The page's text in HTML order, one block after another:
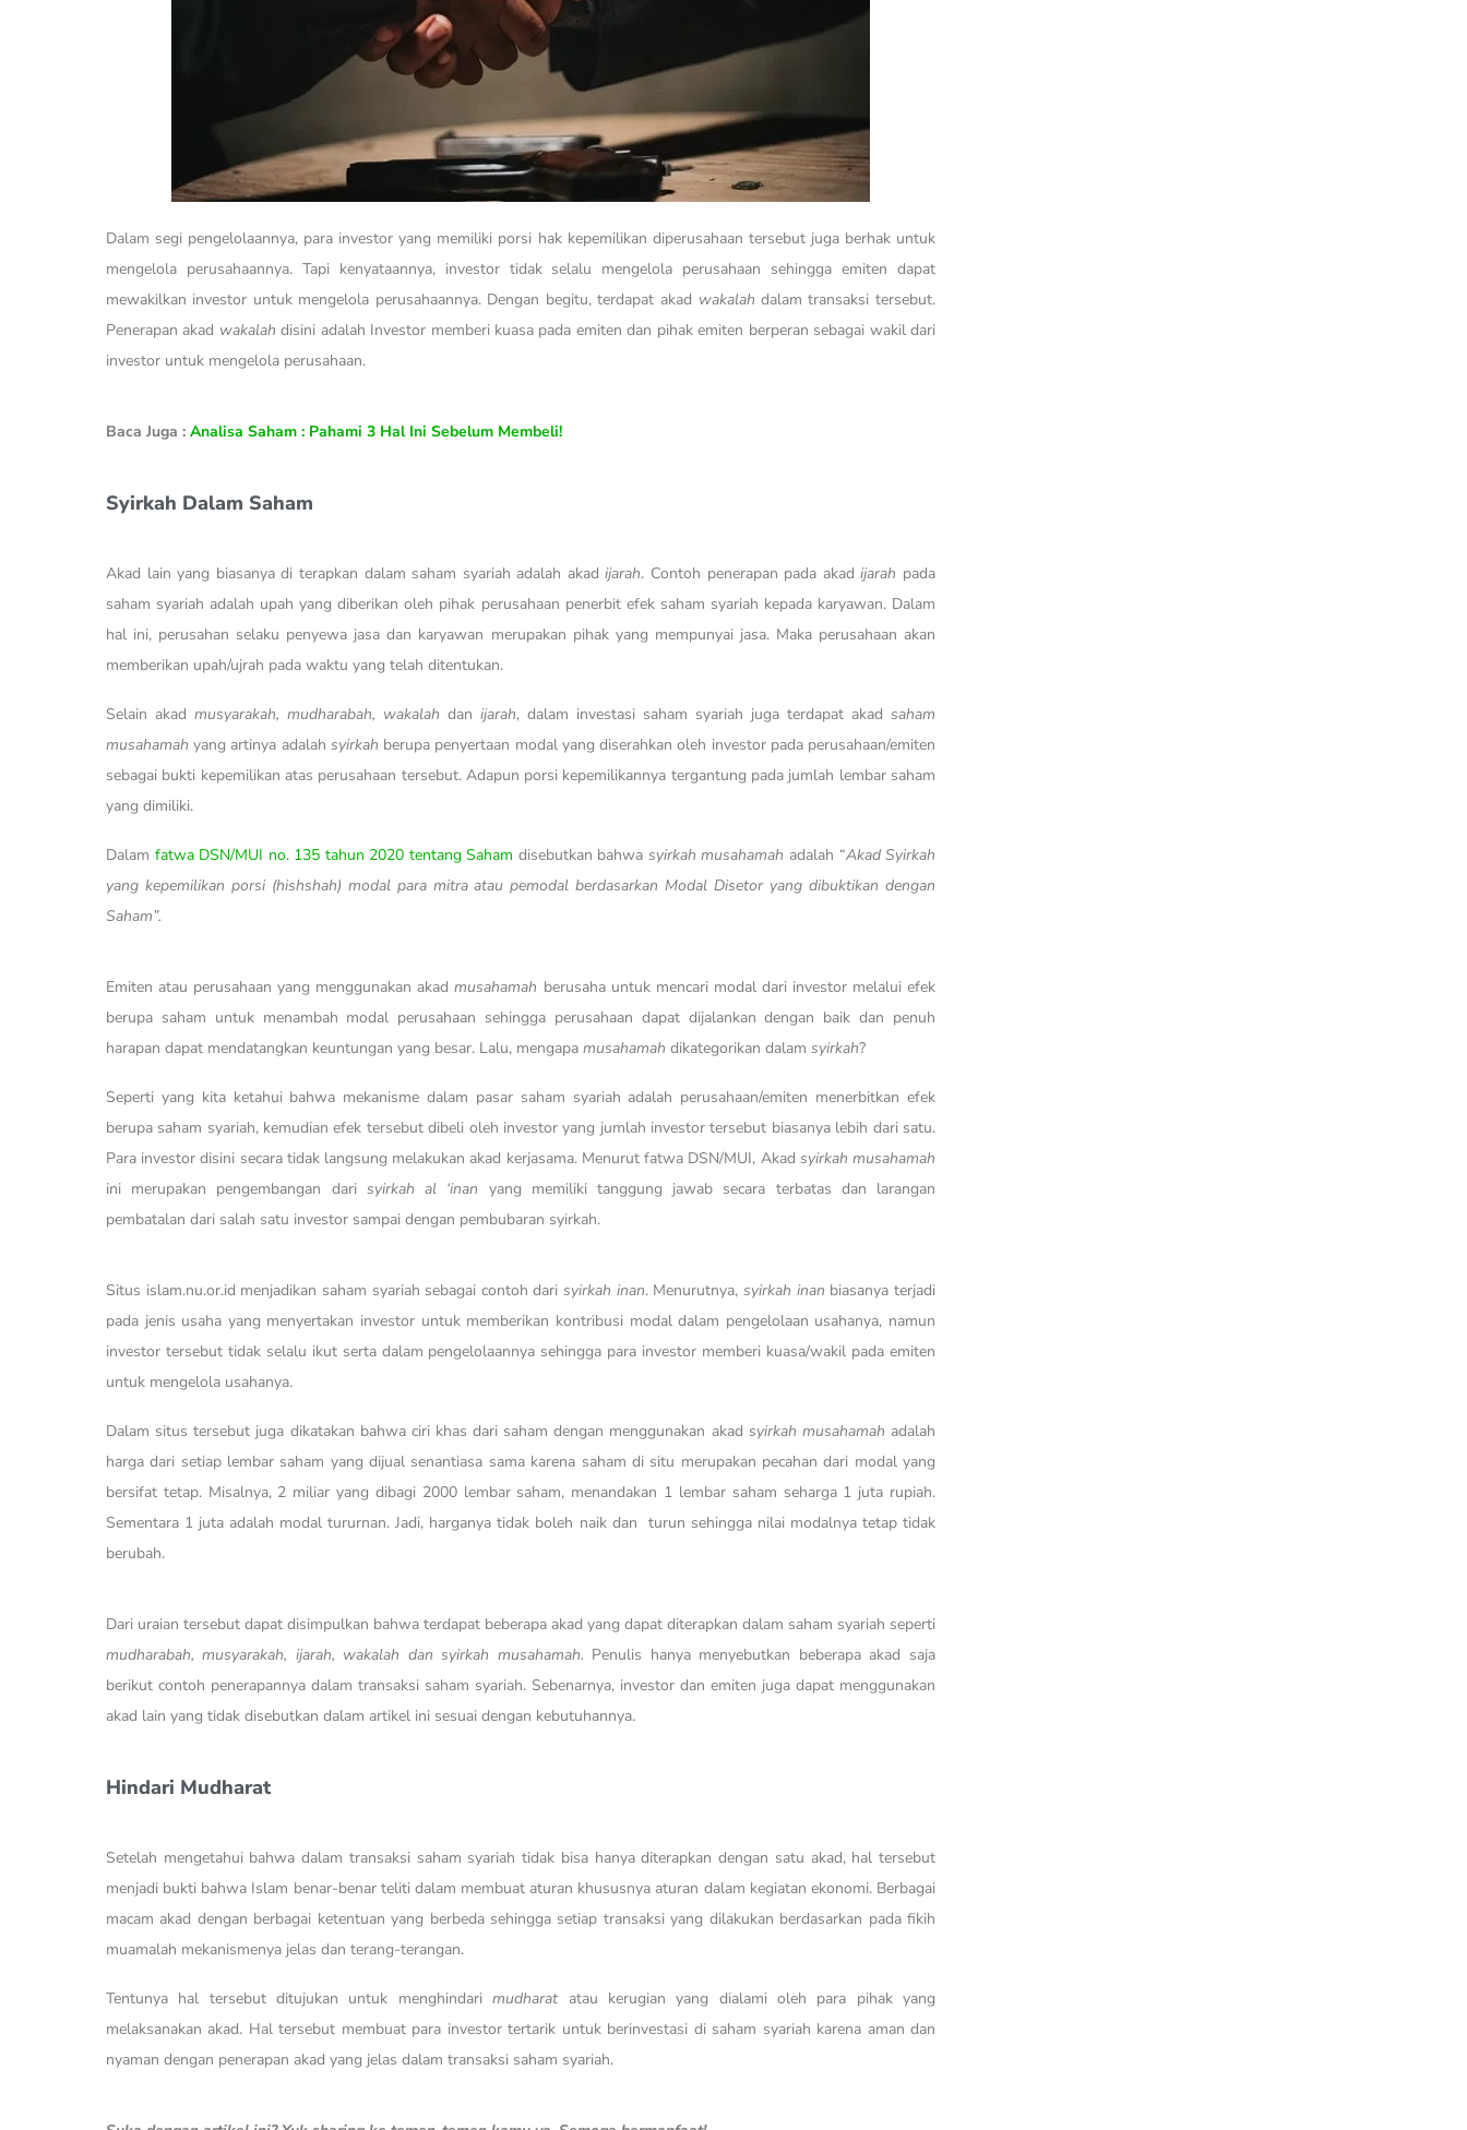
Dalam segi pengelolaannya, para investor yang memiliki porsi hak kepemilikan diperusahaan tersebut juga berhak untuk
mengelola perusahaannya. Tapi kenyataannya, investor tidak selalu mengelola perusahaan sehingga emiten dapat
mewakilkan investor untuk mengelola perusahaannya. Dengan begitu, terdapat akad wakalah dalam transaksi tersebut.
Penerapan akad wakalahdisini adalah Investor memberi kuasa pada emiten dan pihak emiten berperan sebagai wakil dari
investor untuk mengelola perusahaan.
Baca Juga : Analisa Saham : Pahami 3 Hal Ini Sebelum Membeli!
Syirkah Dalam Saham
Akad lain yang biasanya di terapkan dalam saham syariah adalah akadijarah. Contoh penerapan pada akadijarah pada
saham syariah adalah upah yang diberikan oleh pihak perusahaan penerbit efek saham syariah kepada karyawan. Dalam
hal ini, perusahan selaku penyewa jasa dan karyawan merupakan pihak yang mempunyai jasa. Maka perusahaan akan
memberikan upah/ujrah pada waktu yang telah ditentukan.
Selain akad musyarakah, mudharabah, wakalah dan ijarah, dalam investasi saham syariah juga terdapat akad saham
musahamah yang artinya adalah syirkah berupa penyertaan modal yang diserahkan oleh investor pada perusahaan/emiten
sebagai bukti kepemilikan atas perusahaan tersebut. Adapun porsi kepemilikannya tergantung pada jumlah lembar saham
yang dimiliki.
Dalam fatwa DSN/MUI no. 135 tahun 2020 tentang Saham disebutkan bahwa syirkah musahamah adalah “Akad Syirkah
yang kepemilikan porsi (hishshah) modal para mitra atau pemodal berdasarkan Modal Disetor yang dibuktikan dengan
Saham”.
Emiten atau perusahaan yang menggunakan akadmusahamah berusaha untuk mencari modal dari investor melalui efek
berupa saham untuk menambah modal perusahaan sehingga perusahaan dapat dijalankan dengan baik dan penuh
harapan dapat mendatangkan keuntungan yang besar. Lalu, mengapa musahamah dikategorikan dalam syirkah?
Seperti yang kita ketahui bahwa mekanisme dalam pasar saham syariah adalah perusahaan/emiten menerbitkan efek
berupa saham syariah, kemudian efek tersebut dibeli oleh investor yang jumlah investor tersebut biasanya lebih dari satu.
Para investor disini secara tidak langsung melakukan akad kerjasama. Menurut fatwa DSN/MUI, Akad syirkah musahamah
ini merupakan pengembangan dari syirkah al ‘inan yang memiliki tanggung jawab secara terbatas dan larangan
pembatalan dari salah satu investor sampai dengan pembubaran syirkah.
Situs islam.nu.or.id menjadikan saham syariah sebagai contoh darisyirkah inan. Menurutnya,syirkah inan biasanya terjadi
pada jenis usaha yang menyertakan investor untuk memberikan kontribusi modal dalam pengelolaan usahanya, namun
investor tersebut tidak selalu ikut serta dalam pengelolaannya sehingga para investor memberi kuasa/wakil pada emiten
untuk mengelola usahanya.
Dalam situs tersebut juga dikatakan bahwa ciri khas dari saham dengan menggunakan akad syirkah musahamah adalah
harga dari setiap lembar saham yang dijual senantiasa sama karena saham di situ merupakan pecahan dari modal yang
bersifat tetap. Misalnya, 2 miliar yang dibagi 2000 lembar saham, menandakan 1 lembar saham seharga 1 juta rupiah.
Sementara 1 juta adalah modal tururnan. Jadi, harganya tidak boleh naik dan turun sehingga nilai modalnya tetap tidak
berubah.
Dari uraian tersebut dapat disimpulkan bahwa terdapat beberapa akad yang dapat diterapkan dalam saham syariah seperti
mudharabah, musyarakah, ijarah, wakalah dan syirkah musahamah. Penulis hanya menyebutkan beberapa akad saja
berikut contoh penerapannya dalam transaksi saham syariah. Sebenarnya, investor dan emiten juga dapat menggunakan
akad lain yang tidak disebutkan dalam artikel ini sesuai dengan kebutuhannya.
Hindari Mudharat
Setelah mengetahui bahwa dalam transaksi saham syariah tidak bisa hanya diterapkan dengan satu akad, hal tersebut
menjadi bukti bahwa Islam benar-benar teliti dalam membuat aturan khususnya aturan dalam kegiatan ekonomi. Berbagai
macam akad dengan berbagai ketentuan yang berbeda sehingga setiap transaksi yang dilakukan berdasarkan pada fikih
muamalah mekanismenya jelas dan terang-terangan.
Tentunya hal tersebut ditujukan untuk menghindarimudharat atau kerugian yang dialami oleh para pihak yang
melaksanakan akad. Hal tersebut membuat para investor tertarik untuk berinvestasi di saham syariah karena aman dan
nyaman dengan penerapan akad yang jelas dalam transaksi saham syariah.